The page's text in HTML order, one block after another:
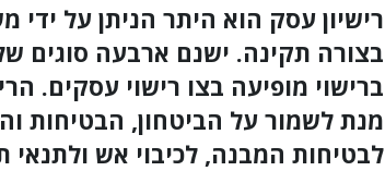
רישיון עסק הוא היתר הניתן על
בצורה תקינה. ישנם ארבעה סוגים
ברישוי מופיעה בצו רישוי עסקים.
מנת לשמור על הביטחון, הבטיחות
לבטיחות המבנה, לכיבוי אש ולתנאי